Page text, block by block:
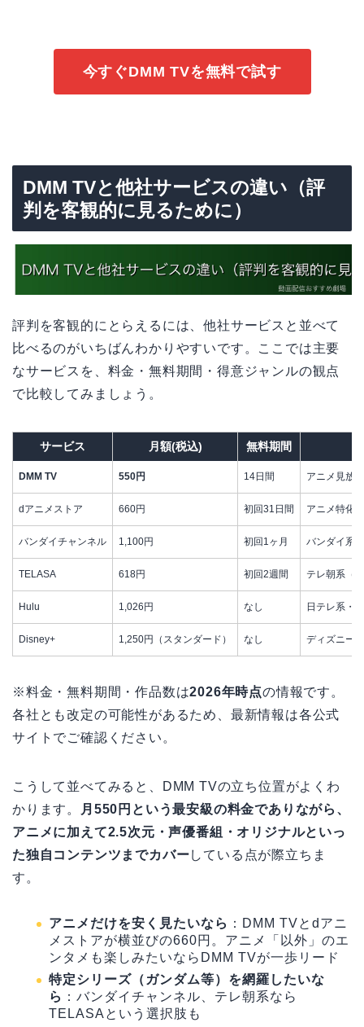
今すぐDMM TVを無料で試す
DMM TVと他社サービスの違い（評
判を客観的に見るために）
評判を客観的にとらえるには、他社サービスと並べて
比べるのがいちばんわかりやすいです。ここでは主要
なサービスを、料金・無料期間・得意ジャンルの観点
で比較してみましょう。
サービス 月額(税込) 無料期間
DMM TV 550円 14日間 アニメ見放
dアニメストア 660円 初回31日間 アニメ特化
バンダイチャンネル 1,100円 初回1ヶ月 バンダイ系
TELASA 618円 初回2週間 テレ朝系（
Hulu 1,026円 なし 日テレ系・
Disney+ 1,250円（スタンダード） なし ディズニー
※料金・無料期間・作品数は2026年時点の情報です。
各社とも改定の可能性があるため、最新情報は各公式
サイトでご確認ください。
こうして並べてみると、DMM TVの立ち位置がよくわ
かります。
月550円という最安級の料金でありながら、
アニメに加えて2.5次元・声優番組・オリジナルといっ
た独自コンテンツまでカバーしている点が際立ちま
す。
アニメだけを安く見たいなら ：DMM TVとdアニ
メストアが横並びの660円。アニメ「以外」のエ
ンタメも楽しみたいならDMM TVが一歩リード
特定シリーズ（ガンダム等）を網羅したいな
ら ：バンダイチャンネル、テレ朝系なら
TELASAという選択肢も